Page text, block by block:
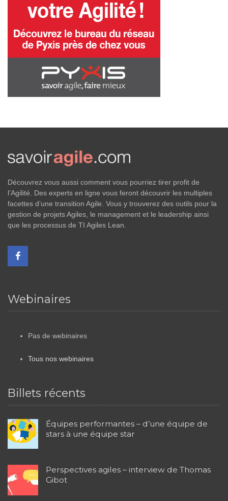
Découvrez vous aussi comment vous pourriez tirer profit de
l’Agilité. Des experts en ligne vous feront découvrir les multiples
facettes d’une transition Agile. Vous y trouverez des outils pour la
gestion de projets Agiles, le management et le leadership ainsi
que les processus de TI Agiles Lean.
Webinaires
Pas de webinaires
Tous nos webinaires
Billets récents
Équipes performantes – d’une équipe de
stars à une équipe star
Perspectives agiles – interview de Thomas
Gibot